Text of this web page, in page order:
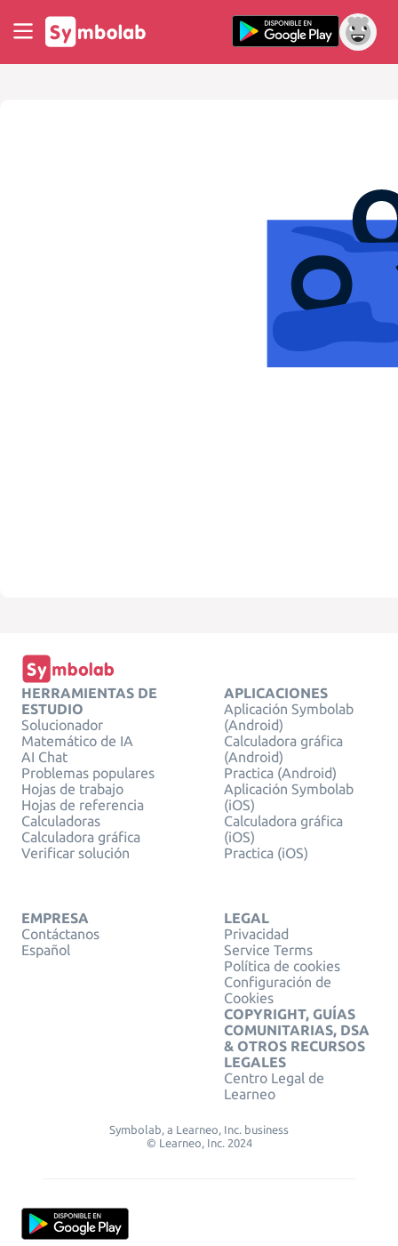
HERRAMIENTAS DE
ESTUDIO
Solucionador
Matemático de IA
AI Chat
Problemas populares
Hojas de trabajo
Hojas de referencia
Calculadoras
Calculadora gráfica
Verificar solución
APLICACIONES
Aplicación Symbolab
(Android)
Calculadora gráfica
(Android)
Practica (Android)
Aplicación Symbolab
(iOS)
Calculadora gráfica
(iOS)
Practica (iOS)
EMPRESA
Contáctanos
Español
LEGAL
Privacidad
Service Terms
Política de cookies
Configuración de
Cookies
COPYRIGHT, GUÍAS
COMUNITARIAS, DSA
& OTROS RECURSOS
LEGALES
Centro Legal de
Learneo
Symbolab, a Learneo, Inc. business
© Learneo, Inc. 2024